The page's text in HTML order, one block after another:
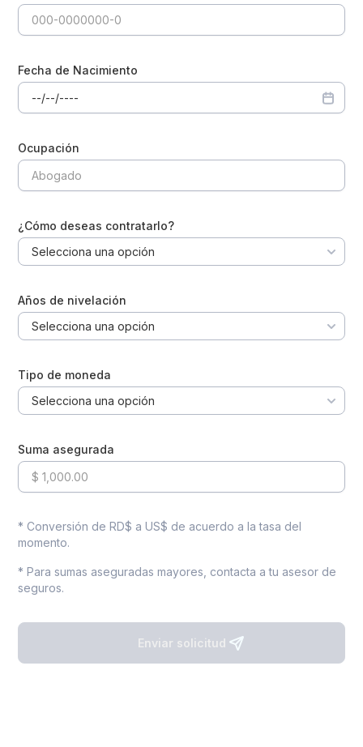
Fecha de Nacimiento
Ocupación
¿Cómo deseas contratarlo?
Selecciona una opción
Años de nivelación
Selecciona una opción
Tipo de moneda
Selecciona una opción
Suma asegurada
* Conversión de RD$ a US$ de acuerdo a la tasa del
momento.
* Para sumas aseguradas mayores, contacta a tu asesor de
seguros.